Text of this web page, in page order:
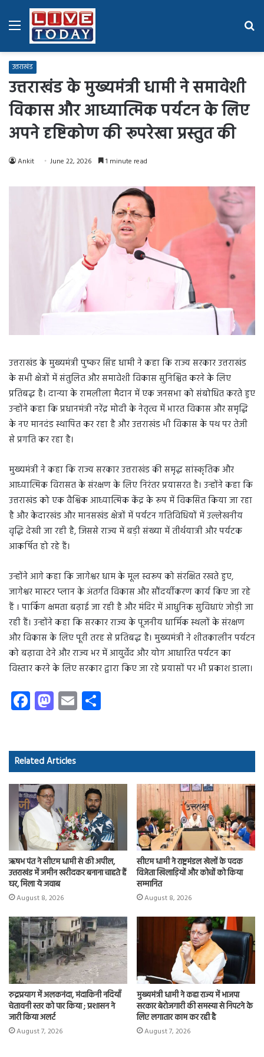
Menu
उत्तराखंड
उत्तराखंड के मुख्यमंत्री धामी ने समावेशी
विकास और आध्यात्मिक पर्यटन के लिए
अपने दृष्टिकोण की रूपरेखा प्रस्तुत की
Ankit June 22, 2026 1 minute read
उत्तराखंड के मुख्यमंत्री पुष्कर सिंह धामी ने कहा कि राज्य सरकार उत्तराखंड
के सभी क्षेत्रों में संतुलित और समावेशी विकास सुनिश्चित करने के लिए
प्रतिबद्ध है। दान्या के रामलीला मैदान में एक जनसभा को संबोधित करते हुए
उन्होंने कहा कि प्रधानमंत्री नरेंद्र मोदी के नेतृत्व में भारत विकास और समृद्धि
के नए मानदंड स्थापित कर रहा है और उत्तराखंड भी विकास के पथ पर तेजी
से प्रगति कर रहा है।
मुख्यमंत्री ने कहा कि राज्य सरकार उत्तराखंड की समृद्ध सांस्कृतिक और
आध्यात्मिक विरासत के संरक्षण के लिए निरंतर प्रयासरत है। उन्होंने कहा कि
उत्तराखंड को एक वैश्विक आध्यात्मिक केंद्र के रूप में विकसित किया जा रहा
है और केदारखंड और मानसखंड क्षेत्रों में पर्यटन गतिविधियों में उल्लेखनीय
वृद्धि देखी जा रही है, जिससे राज्य में बड़ी संख्या में तीर्थयात्री और पर्यटक
आकर्षित हो रहे हैं।
उन्होंने आगे कहा कि जागेश्वर धाम के मूल स्वरूप को संरक्षित रखते हुए,
जागेश्वर मास्टर प्लान के अंतर्गत विकास और सौंदर्यीकरण कार्य किए जा रहे
हैं । पार्किंग क्षमता बढ़ाई जा रही है और मंदिर में आधुनिक सुविधाएं जोड़ी जा
रही हैं। उन्होंने कहा कि सरकार राज्य के पूजनीय धार्मिक स्थलों के संरक्षण
और विकास के लिए पूरी तरह से प्रतिबद्ध है। मुख्यमंत्री ने शीतकालीन पर्यटन
को बढ़ावा देने और राज्य भर में आयुर्वेद और योग आधारित पर्यटन का
विस्तार करने के लिए सरकार द्वारा किए जा रहे प्रयासों पर भी प्रकाश डाला।
Fa
ce
o
ok
M
as
d
o
n
E
m
Related Articles
ऋषभ पंत ने सीएम धामी से की अपील,
उत्तराखंड में जमीन खरीदकर बनाना चाहते हैं
घर, मिला ये जवाब
August 8, 2026
सीएम धामी ने राष्ट्रमंडल खेलों के पदक
विजेता खिलाड़ियों और कोचों को किया
सम्मानित
August 8, 2026
रुद्रप्रयाग में अलकनंदा, मंदाकिनी नदियाँ
चेतावनी स्तर को पार किया ; प्रशासन ने
जारी किया अलर्ट
August 7, 2026
मुख्यमंत्री धामी ने कहा राज्य में भाजपा
सरकार बेरोजगारी की समस्या से निपटने के
लिए लगातार काम कर रही है
August 7, 2026